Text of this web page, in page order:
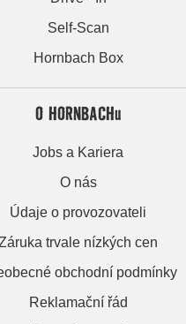
Self-Scan
Hornbach Box
O HORNBACHu
Jobs a Kariera
O nás
Údaje o provozovateli
trvale nízkých cen
obchodní podmínky
Reklamační řád